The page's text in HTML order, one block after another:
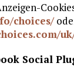
choices/
Social